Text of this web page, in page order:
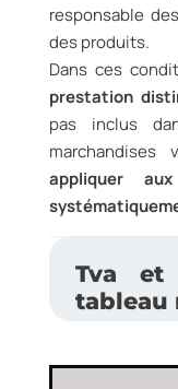
responsable
des produits.
Dans ces
prestation
pas inclus
marchandises
appliquer
Tva
tableau